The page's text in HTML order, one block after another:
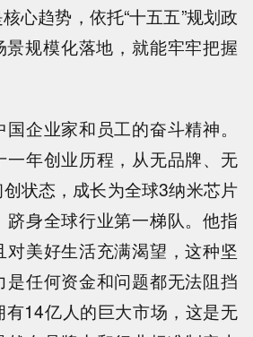
心趋势，依托“十五五”规划政
规模化落地，就能牢牢把握
企业家和员工的奋斗精神。
一年创业历程，从无品牌、无
状态，成长为全球3纳米芯片
身全球行业第一梯队。他指
对美好生活充满渴望，这种坚
是任何资金和问题都无法阻挡
14亿人的巨大市场，这是无